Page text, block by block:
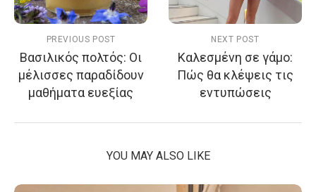
PREVIOUS POST
Βασιλικός πολτός: Οι
μέλισσες παραδίδουν
μαθήματα ευεξίας
NEXT POST
Καλεσμένη σε γάμο:
Πώς θα κλέψεις τις
εντυπώσεις
YOU MAY ALSO LIKE